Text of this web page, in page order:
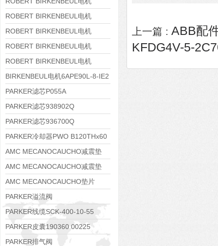
8APE160L-4-IE3
ROBERT BIRKENBEUL电机
8APE112M-6K-IE3
ROBERT BIRKENBEUL电机
8APE100L-2 IE3
ROBERT BIRKENBEUL电机
8APE90S-4 IE3
ROBERT BIRKENBEUL电机
8APE80M-2K-IE3
BIRKENBEUL电机6APE90L-8-IE2
PARKER滤芯P055A
PARKER滤芯938902Q
PARKER滤芯936700Q
PARKER冷却器PWO B120THx60
AMC MECANOCAUCHO减震垫
138552
AMC MECANOCAUCHO减震垫
138551
AMC MECANOCAUCHO垫片
608074
PARKER溢流阀
RE06M35W2N1KWXG087
PARKER线缆SCK-400-10-55
PARKER皮囊190360 00225
PARKER排气阀
上一篇 : ABB配
KFDG4V-5-